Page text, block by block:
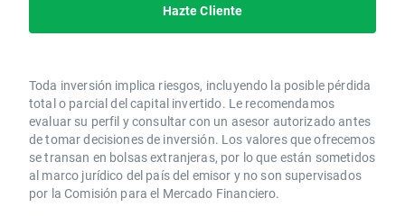
Hazte Cliente
Toda inversión implica riesgos, incluyendo la posible pérdida
total o parcial del capital invertido. Le recomendamos
evaluar su perfil y consultar con un asesor autorizado antes
de tomar decisiones de inversión. Los valores que ofrecemos
se transan en bolsas extranjeras, por lo que están sometidos
al marco jurídico del país del emisor y no son supervisados
por la Comisión para el Mercado Financiero.